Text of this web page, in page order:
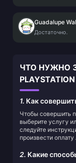
Guadalupe
Достаточно.
ЧТО НУЖНО
1. Как
Чтобы совершить
выберите услугу
следуйте
произвести
2. Какие